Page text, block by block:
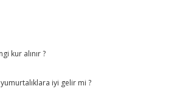
kur alınır ?
iyi gelir mi ?